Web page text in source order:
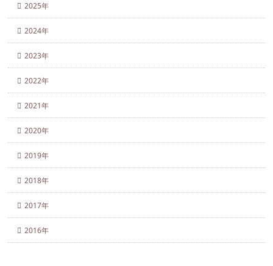
2025年
2024年
2023年
2022年
2021年
2020年
2019年
2018年
2017年
2016年